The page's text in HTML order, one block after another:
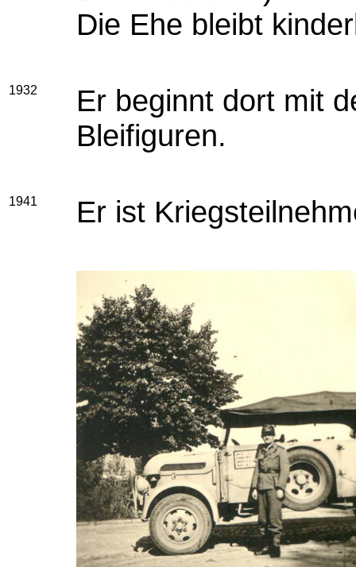
Die Ehe bleibt
1932
Er beginnt dort mit
Bleifiguren.
1941 Er ist